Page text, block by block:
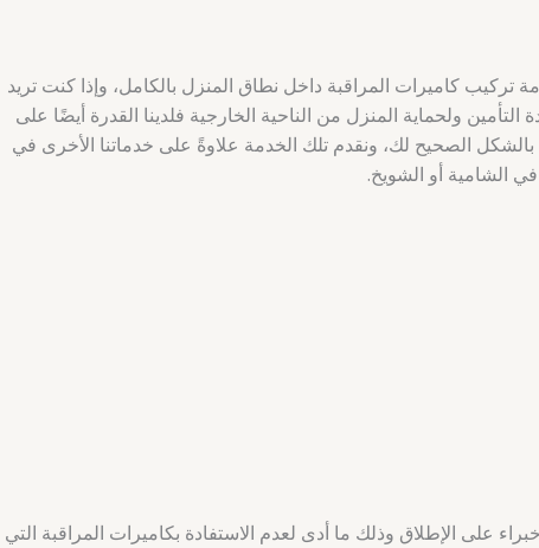
كاميرات المراقبة داخل نطاق المنزل بالكامل، وإذا كنت تريد
ولحماية المنزل من الناحية الخارجية فلدينا القدرة أيضًا على
بالشكل الصحيح لك، ونقدم تلك الخدمة علاوةً على خدماتنا الأخرى في
الشامية أو الشويخ.
على الإطلاق وذلك ما أدى لعدم الاستفادة بكاميرات المراقبة التي